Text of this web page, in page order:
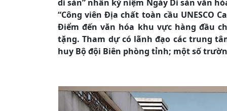
di sản” nhân kỷ niệm Ngày Di sản văn
“Công viên Địa chất toàn cầu UNESCO
Điểm đến văn hóa khu vực hàng đầu
tặng. Tham dự có lãnh đạo các trung
huy Bộ đội Biên phòng tỉnh; một số